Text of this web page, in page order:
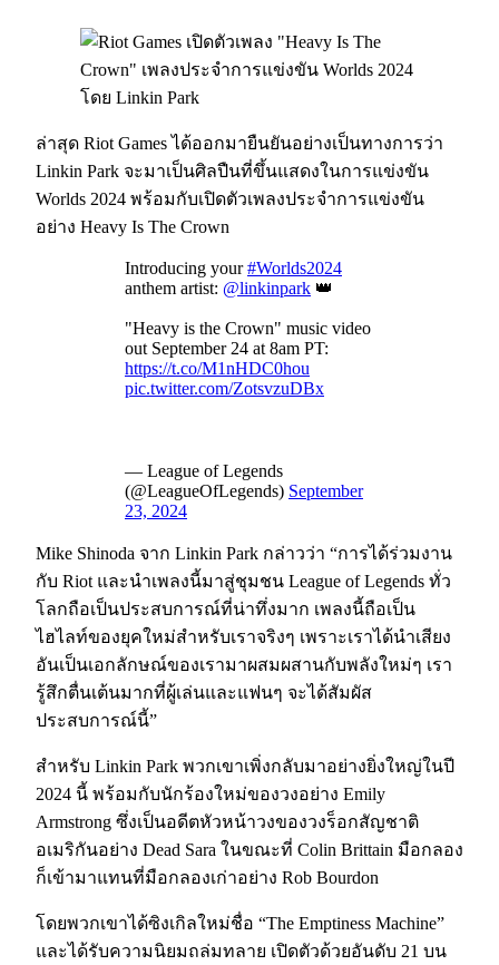
ล่าสุด Riot Games ได้ออกมายืนยันอย่างเป็นทางการว่า
Linkin Park จะมาเป็นศิลปืนที่ขึ้นแสดงในการแข่งขัน
Worlds 2024 พร้อมกับเปิดตัวเพลงประจำการแข่งขัน
อย่าง Heavy Is The Crown
Introducing your#Worlds2024
anthem artist: @linkinpark 👑
"Heavy is the Crown" music video
out September 24 at 8am PT:
https://t.co/M1nHDC0hou
pic.twitter.com/ZotsvzuDBx
— League of Legends
(@LeagueOfLegends) September
23, 2024
Mike Shinoda จาก Linkin Park กล่าวว่า “การได้ร่วมงาน
กับ Riot และนำเพลงนี้มาสู่ชุมชน League of Legends ทั่ว
โลกถือเป็นประสบการณ์ที่น่าทึ่งมาก เพลงนี้ถือเป็น
ไฮไลท์ของยุคใหม่สำหรับเราจริงๆ เพราะเราได้นำเสียง
อันเป็นเอกลักษณ์ของเรามาผสมผสานกับพลังใหม่ๆ เรา
รู้สึกตื่นเต้นมากที่ผู้เล่นและแฟนๆ จะได้สัมผัส
ประสบการณ์นี้”
สำหรับ Linkin Park พวกเขาเพิ่งกลับมาอย่างยิ่งใหญ่ในปี
2024 นี้ พร้อมกับนักร้องใหม่ของวงอย่าง Emily
Armstrong ซึ่งเป็นอดีตหัวหน้าวงของวงร็อกสัญชาติ
อเมริกันอย่าง Dead Sara ในขณะที่ Colin Brittain มือกลอง
ก็เข้ามาแทนที่มือกลองเก่าอย่าง Rob Bourdon
โดยพวกเขาได้ซิงเกิลใหม่ชื่อ “The Emptiness Machine”
และได้รับความนิยมถล่มทลาย เปิดตัวด้วยอันดับ 21 บน